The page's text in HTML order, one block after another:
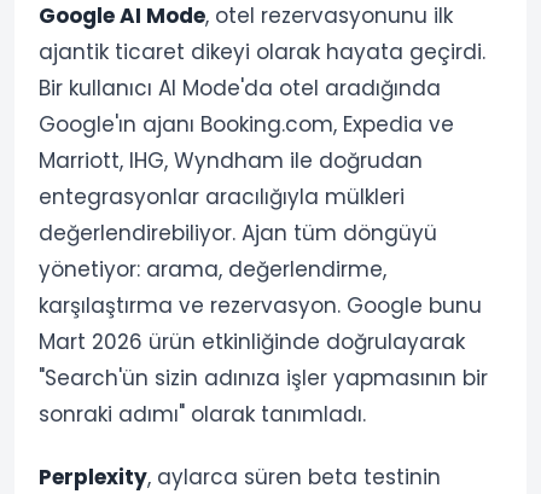
Google AI Mode, otel rezervasyonunu ilk
ajantik ticaret dikeyi olarak hayata geçirdi.
Bir kullanıcı AI Mode'da otel aradığında
Google'ın ajanı Booking.com, Expedia ve
Marriott, IHG, Wyndham ile doğrudan
entegrasyonlar aracılığıyla mülkleri
değerlendirebiliyor. Ajan tüm döngüyü
yönetiyor: arama, değerlendirme,
karşılaştırma ve rezervasyon. Google bunu
Mart 2026 ürün etkinliğinde doğrulayarak
"Search'ün sizin adınıza işler yapmasının bir
sonraki adımı" olarak tanımladı.
Perplexity, aylarca süren beta testinin